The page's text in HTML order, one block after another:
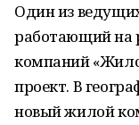
Один из
работающий на
компаний
проект. В
новый жилой